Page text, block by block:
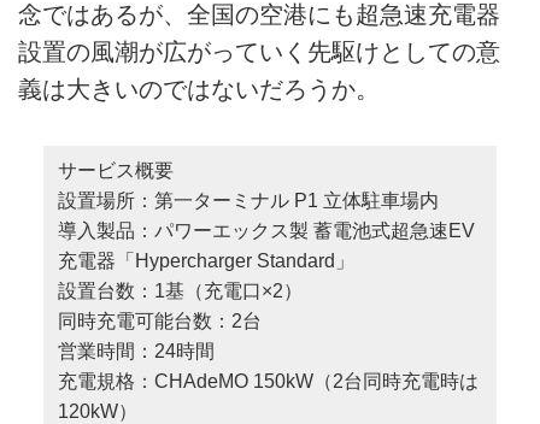
念ではあるが、全国の空港にも超急速充電器
設置の風潮が広がっていく先駆けとしての意
義は大きいのではないだろうか。
サービス概要
設置場所：第一ターミナル P1 立体駐車場内
導入製品：パワーエックス製 蓄電池式超急速EV
充電器「Hypercharger Standard」
設置台数：1基（充電口×2）
同時充電可能台数：2台
営業時間：24時間
充電規格：CHAdeMO 150kW（2台同時充電時は
120kW）